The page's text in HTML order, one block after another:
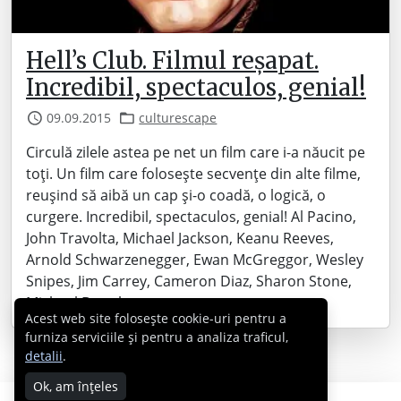
Hell’s Club. Filmul reșapat.
Incredibil, spectaculos, genial!
09.09.2015 culturescape
Circulă zilele astea pe net un film care i-a năucit pe
toți. Un film care folosește secvențe din alte filme,
reușind să aibă un cap și-o coadă, o logică, o
curgere. Incredibil, spectaculos, genial! Al Pacino,
John Travolta, Michael Jackson, Keanu Reeves,
Arnold Schwarzenegger, Ewan McGreggor, Wesley
Snipes, Jim Carrey, Cameron Diaz, Sharon Stone,
Michael Douglas,…
Acest web site folosește cookie-uri pentru a
furniza serviciile și pentru a analiza traficul,
detalii.
Ok, am înțeles